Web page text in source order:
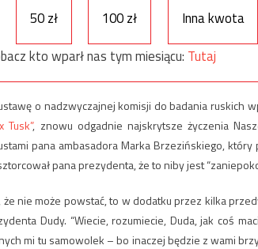
50 zł 100 zł
Inna kwota
kto wparł nas tym miesiącu: Tutaj
o nadzwyczajnej komisji do badania ruskich
Tusk”, znowu odgadnie najskrytsze życzenia
pana ambasadora Marka Brzezińskiego,
pana prezydenta, że to niby jest
nie może powstać, to w dodatku przez kilka
Dudy. “Wiecie, rozumiecie, Duda, jak coś
mi tu samowolek – bo inaczej będzie z wami